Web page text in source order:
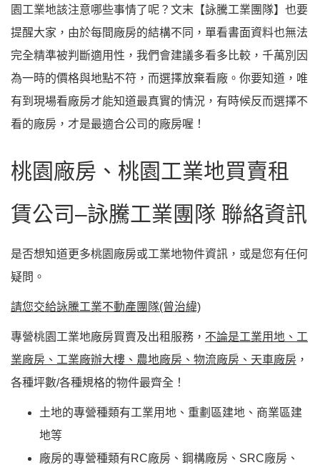
園工業地該注意哪些事情了呢？文末【詠騰工業團隊】也要
提醒大家，由於每間廠房的結構不同，單看書面資料也無法
完全精準被判斷適用性，我們會建議多看多比較，千萬別因
為一時的價格與地點不符，而選擇放棄看廠。你要知道，唯
有到現場看廠房才能知道最真實的情況，有時候反而選擇不
看的廠房，才是最適合公司的廠房喔！
桃園廠房、桃園工業地買賣租
賃公司–詠騰工業團隊 聯絡資訊
是否想知道更多桃園廠房或工業地物件資訊，或是您有任何
疑問。
請您交給詠騰工業不動產團隊(曾治緯)
專營桃園工業地廠房買賣及出租服務， 不論是工業用地、工
業廠房、工業廠辦大樓、農地廠房、物流廠房、天車廠房 ，
各種坪數/各種規格的物件最齊全！
土地的專營種類有工業用地、重劃區建地、商業區建
地等
廠房的專營種類有RC廠房、鋼構廠房、SRC廠房、